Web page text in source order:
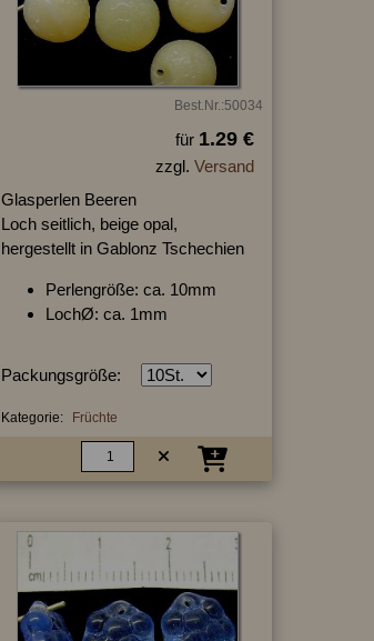
Best.Nr.:50034
für 1.29 €
zzgl. Versand
Glasperlen Beeren
Loch seitlich, beige opal,
hergestellt in Gablonz Tschechien
Perlengröße: ca. 10mm
LochØ: ca. 1mm
Packungsgröße:
Kategorie: Früchte